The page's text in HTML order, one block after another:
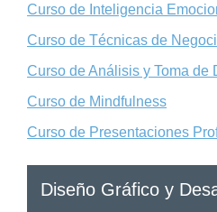
Curso de Inteligencia
Curso de Técnicas de
Curso de Análisis y Toma de
Curso de Mindfulness
Curso de Presentaciones
Diseño Gráfico y